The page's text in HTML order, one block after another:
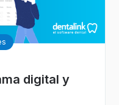
digital y